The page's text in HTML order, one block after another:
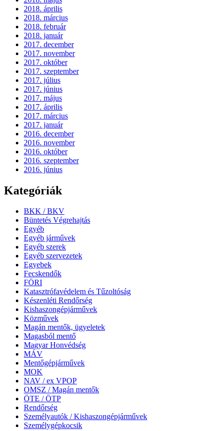
2018. április
2018. március
2018. február
2018. január
2017. december
2017. november
2017. október
2017. szeptember
2017. július
2017. június
2017. május
2017. április
2017. március
2017. január
2016. december
2016. november
2016. október
2016. szeptember
2016. június
Kategóriák
BKK / BKV
Büntetés Végrehajtás
Egyéb
Egyéb járművek
Egyéb szerek
Egyéb szervezetek
Egyebek
Fecskendők
FÖRI
Katasztrófavédelem és Tűzoltóság
Készenléti Rendőrség
Kishaszongépjárművek
Közművek
Magán mentők, ügyeletek
Magasból mentő
Magyar Honvédség
MÁV
Mentőgépjárművek
MOK
NAV / ex VPOP
OMSZ / Magán mentők
ÖTE / ÖTP
Rendőrség
Személyautók / Kishaszongépjárművek
Személygépkocsik